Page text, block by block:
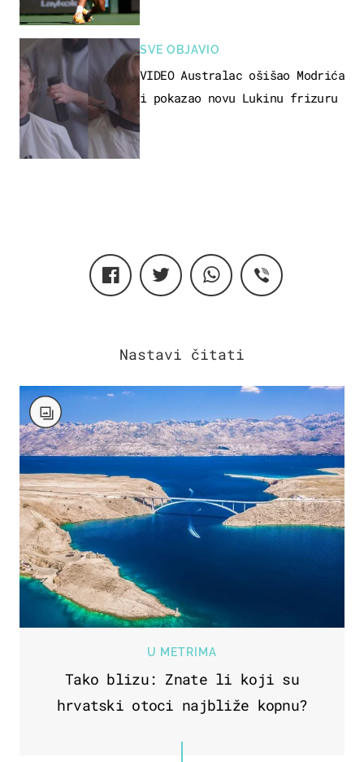
SVE OBJAVIO
VIDEO Australac ošišao Modrića
i pokazao novu Lukinu frizuru
U METRIMA
Tako blizu: Znate li koji su
hrvatski otoci najbliže kopnu?